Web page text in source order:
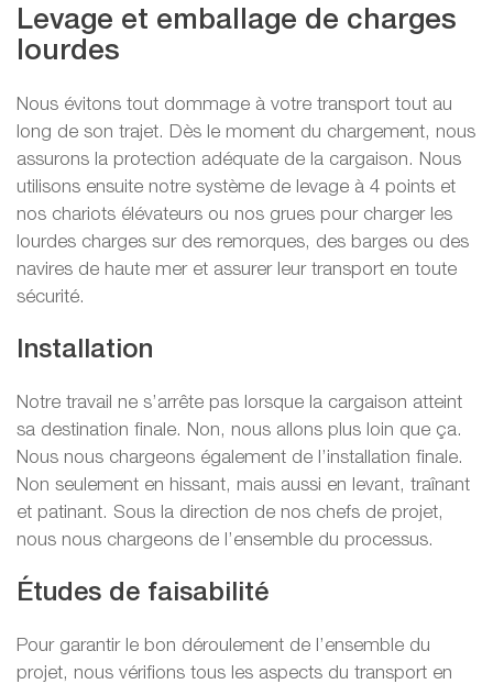
Levage et emballage de charges
lourdes
Nous évitons tout dommage à votre transport tout au
long de son trajet. Dès le moment du chargement, nous
assurons la protection adéquate de la cargaison. Nous
utilisons ensuite notre système de levage à 4 points et
nos chariots élévateurs ou nos grues pour charger les
lourdes charges sur des remorques, des barges ou des
navires de haute mer et assurer leur transport en toute
sécurité.
Installation
Notre travail ne s’arrête pas lorsque la cargaison atteint
sa destination finale. Non, nous allons plus loin que ça.
Nous nous chargeons également de l’installation finale.
Non seulement en hissant, mais aussi en levant, traînant
et patinant. Sous la direction de nos chefs de projet,
nous nous chargeons de l’ensemble du processus.
Études de faisabilité
Pour garantir le bon déroulement de l’ensemble du
projet, nous vérifions tous les aspects du transport en